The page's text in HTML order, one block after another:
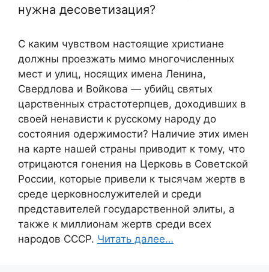
нужна десоветизация?
С каким чувством настоящие христиане
должны проезжать мимо многочисленных
мест и улиц, носящих имена Ленина,
Свердлова и Войкова — убийц святых
царственных страстотерпцев, доходивших в
своей ненависти к русскому народу до
состояния одержимости? Наличие этих имен
на карте нашей страны приводит к тому, что
отрицаются гонения на Церковь в Советской
России, которые привели к тысячам жертв в
среде церковнослужителей и среди
представителей государственной элиты, а
также к миллионам жертв среди всех
народов СССР. Читать далее…